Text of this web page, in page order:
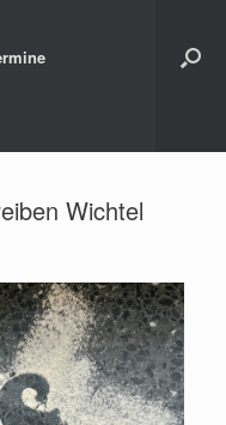
Wichtel